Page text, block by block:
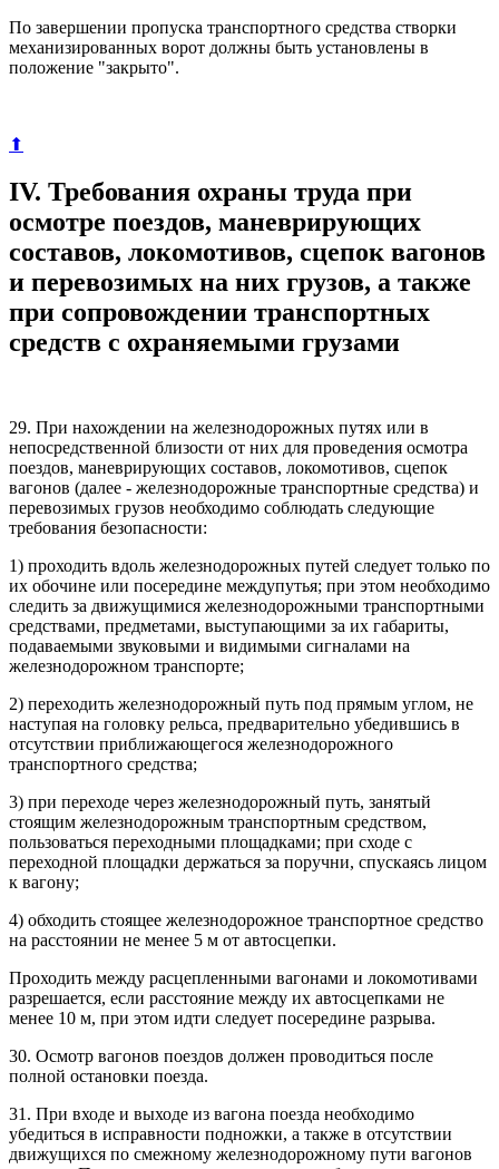
По завершении пропуска транспортного средства створки
механизированных ворот должны быть установлены в
положение "закрыто".
⬆
IV. Требования охраны труда при
осмотре поездов, маневрирующих
составов, локомотивов, сцепок вагонов
и перевозимых на них грузов, а также
при сопровождении транспортных
средств с охраняемыми грузами
29. При нахождении на железнодорожных путях или в
непосредственной близости от них для проведения осмотра
поездов, маневрирующих составов, локомотивов, сцепок
вагонов (далее - железнодорожные транспортные средства) и
перевозимых грузов необходимо соблюдать следующие
требования безопасности:
1) проходить вдоль железнодорожных путей следует только по
их обочине или посередине междупутья; при этом необходимо
следить за движущимися железнодорожными транспортными
средствами, предметами, выступающими за их габариты,
подаваемыми звуковыми и видимыми сигналами на
железнодорожном транспорте;
2) переходить железнодорожный путь под прямым углом, не
наступая на головку рельса, предварительно убедившись в
отсутствии приближающегося железнодорожного
транспортного средства;
3) при переходе через железнодорожный путь, занятый
стоящим железнодорожным транспортным средством,
пользоваться переходными площадками; при сходе с
переходной площадки держаться за поручни, спускаясь лицом
к вагону;
4) обходить стоящее железнодорожное транспортное средство
на расстоянии не менее 5 м от автосцепки.
Проходить между расцепленными вагонами и локомотивами
разрешается, если расстояние между их автосцепками не
менее 10 м, при этом идти следует посередине разрыва.
30. Осмотр вагонов поездов должен проводиться после
полной остановки поезда.
31. При входе и выходе из вагона поезда необходимо
убедиться в исправности подножки, а также в отсутствии
движущихся по смежному железнодорожному пути вагонов